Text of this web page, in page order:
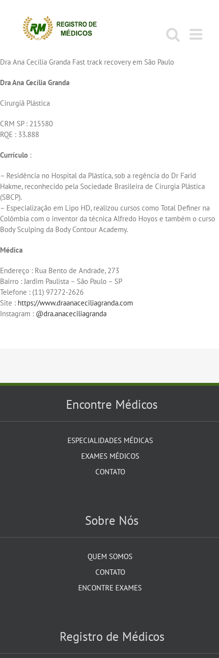
conteúdo
Dra Ana Cecília Granda Fast track recovery em São Paulo
Dra Ana Cecília Granda
Cirurgiã Plástica
CRM SP : 215580
RQE : 33.888
Currículo :
– Residência no Hospital da Plástica, sob a regência do Dr Farid
Hakme, reconhecido pela Sociedade Brasileira de Cirurgia Plástica
(SBCP).
– Especialização em Lipo HD, realizou cursos como Total Definer na
Colômbia com o inventor da técnica Alfredo Hoyos e também o curso
Body Sculping da Body Contour Academy.
Médica
Endereço : Rua Bento de Andrade, 273
Bairro : Jardim Paulista – São Paulo – SP
Telefone : (11) 97272-2626
Site : https://www.draanaceciliagranda.com
Instagram : @dra.anaceciliagranda
Encontre Médicos
ESPECIALIDADES MÉDICAS
EXAMES MÉDICOS
CONTATO
Sobre Nós
QUEM SOMOS
CONTATO
ENCONTRE EXAMES
Registro de Médicos